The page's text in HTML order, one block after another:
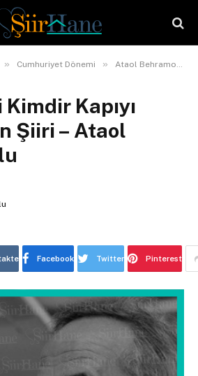
» Cumhuriyet Dönemi » Ataol Behramoğlu
Kapıyı
Şiiri – Ataol
Facebook Twitter Pinterest